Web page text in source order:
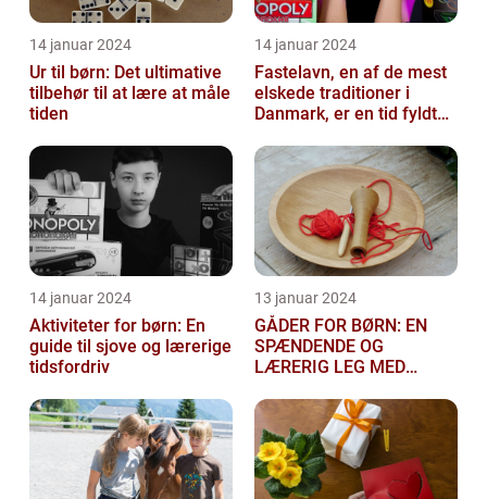
14 januar 2024
Ur til børn: Det ultimative
tilbehør til at lære at måle
tiden
14 januar 2024
Fastelavn, en af de mest
elskede traditioner i
Danmark, er en tid fyldt
festligheder fo...
14 januar 2024
Aktiviteter for børn: En
guide til sjove og lærerige
tidsfordriv
13 januar 2024
GÅDER FOR BØRN: EN
SPÆNDENDE OG
LÆRERIG LEG MED